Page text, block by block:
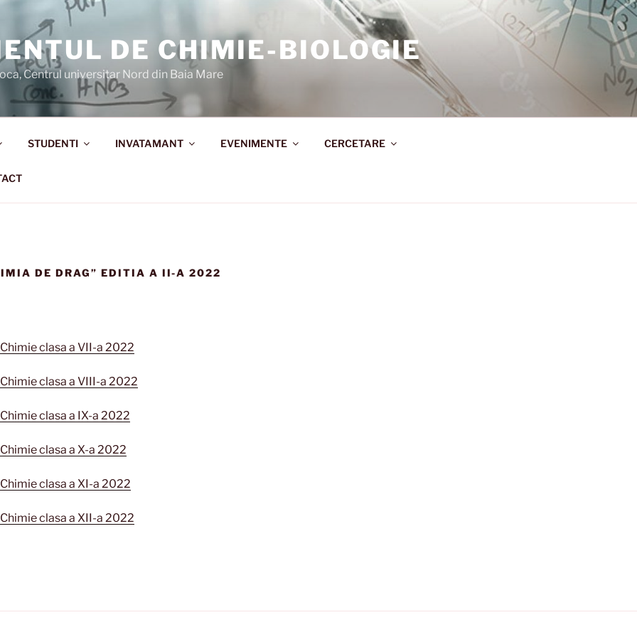
DE CHIMIE-BIOLOGIE
Centrul universitar Nord din Baia Mare
STUDENTI INVATAMANT EVENIMENTE CERCETARE
DE DRAG” EDITIA A II-A 2022
clasa a VII-a 2022
clasa a VIII-a 2022
clasa a IX-a 2022
clasa a X-a 2022
clasa a XI-a 2022
clasa a XII-a 2022